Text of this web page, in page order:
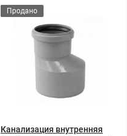
Продано
Канализация внутренняя